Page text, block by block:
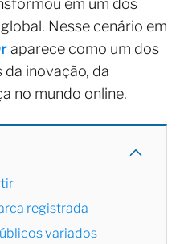
Nesse cenário em
aparece como um dos
inovação, da
no mundo online.
registrada
variados